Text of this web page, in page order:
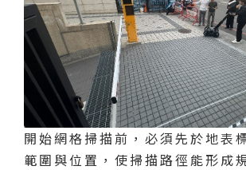
開始網格掃描前，必須先於地表
範圍與位置，使掃描路徑能形成